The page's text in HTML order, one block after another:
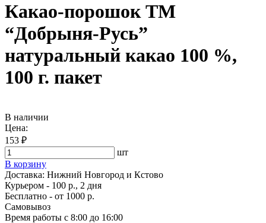
Какао-порошок ТМ
“Добрыня-Русь”
натуральный какао 100 %,
100 г. пакет
В наличии
Цена:
153 ₽
шт
В корзину
Доставка: Нижний Новгород и Кстово
Курьером - 100 р., 2 дня
Бесплатно - от 1000 р.
Самовывоз
Время работы с 8:00 до 16:00